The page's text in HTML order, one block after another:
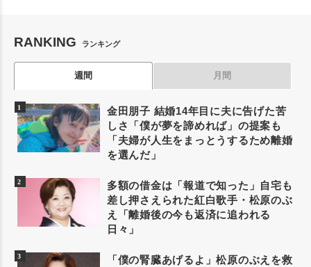
RANKING ランキング
週間 月間
金田朋子 結婚14年目に夫に告げた苦
しさ「僕が夢を諦めれば」の提案も
「夫婦が人生をまっとうするため離婚
を選んだ」
多額の借金は「報道で知った」自宅も
差し押さえられた紅白歌手・松原のぶ
え「離婚後の今も返済に追われる
日々」
「僕の腎臓あげるよ」松原のぶえを救